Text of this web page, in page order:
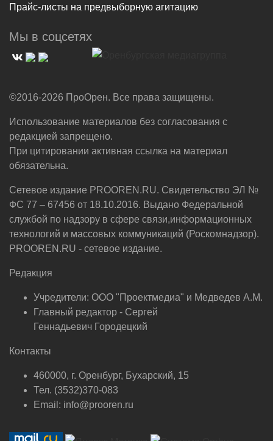
Прайс-листы на предвыборную агитацию
Мы в соцсетях
©2016-2026 ПроОрен. Все права защищены.
Использование материалов без согласования с
редакцией запрещено.
При цитировании активная ссылка на материал
обязательна.
Сетевое издание PROOREN.RU. Свидетельство ЭЛ №
ФС 77 – 67456 от 18.10.2016. Выдано Федеральной
службой по надзору в сфере связи,информационных
технологий и массовых коммуникаций (Роскомнадзор).
PROOREN.RU - сетевое издание.
Редакция
Учредители: ООО "Проектмедиа" и Медведев А.М.
Главный редактор - Сергей
Геннадьевич Городецкий
Контакты
460000, г. Оренбург, Бухарский, 15
Тел. (3532)370-083
Email: info@prooren.ru